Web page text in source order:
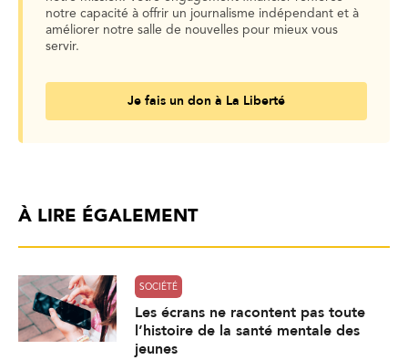
notre capacité à offrir un journalisme indépendant et à
améliorer notre salle de nouvelles pour mieux vous
servir.
Je fais un don à La Liberté
À LIRE ÉGALEMENT
SOCIÉTÉ
Les écrans ne racontent pas toute
l’histoire de la santé mentale des
jeunes